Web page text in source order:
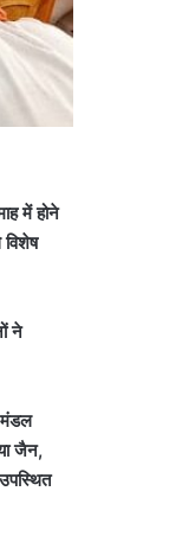
में होने
ने
मंडल
जैन,